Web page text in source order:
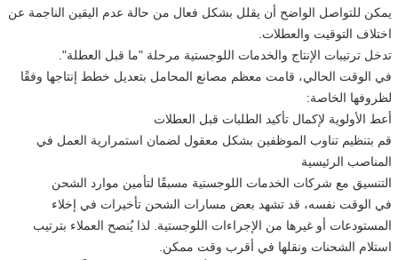
يمكن للتواصل الواضح أن يقلل بشكل فعال من حالة عدم اليقين الناجمة عن
اختلاف التوقيت والعطلات.
تدخل ترتيبات الإنتاج والخدمات اللوجستية مرحلة "ما قبل العطلة".
في الوقت الحالي، قامت معظم مصانع المحامل بتعديل خطط إنتاجها وفقًا
لظروفها الخاصة:
أعط الأولوية لإكمال تأكيد الطلبات قبل العطلات
قم بتنظيم تناوب الموظفين بشكل معقول لضمان استمرارية العمل في
المناصب الرئيسية
التنسيق مع شركات الخدمات اللوجستية مسبقًا لتأمين موارد الشحن
في الوقت نفسه، قد تشهد بعض مسارات الشحن تأخيرات في إخلاء
المستودعات أو غيرها من الإجراءات اللوجستية. لذا يُنصح العملاء بترتيب
استلام الشحنات ونقلها في أقرب وقت ممكن.